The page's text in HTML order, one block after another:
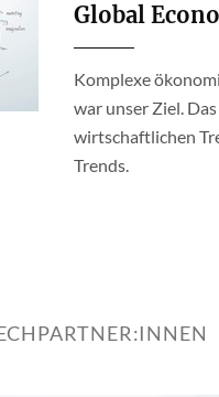
Global
Komplexe
war unser Ziel.
wirtschaftlichen
Trends.